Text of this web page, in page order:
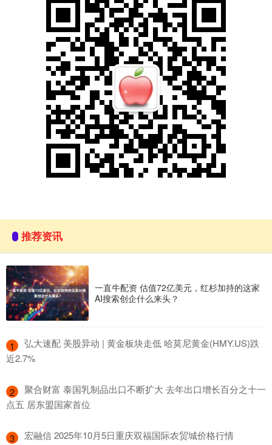
推荐资讯
一直牛配资 估值72亿美元，红杉加持的这家
AI搜索创企什么来头？
1
​弘大速配 美股异动 | 黄金板块走低 哈莫尼黄金(HMY.US)跌
近2.7%
2
​聚合财富 泰国乳制品出口不断扩大 去年出口增长百分之十一
点五 居东盟国家首位
3 ​宏融信 2025年10月5日重庆双福国际农贸城价格行情